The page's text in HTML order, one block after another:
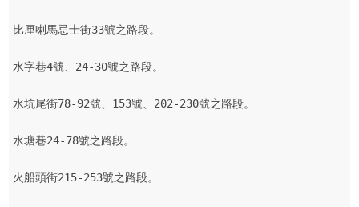
比厘喇馬忌士街33號之路段。
水字巷4號、24-30號之路段。
水坑尾街78-92號、153號、202-230號之路段。
水塘巷24-78號之路段。
火船頭街215-253號之路段。